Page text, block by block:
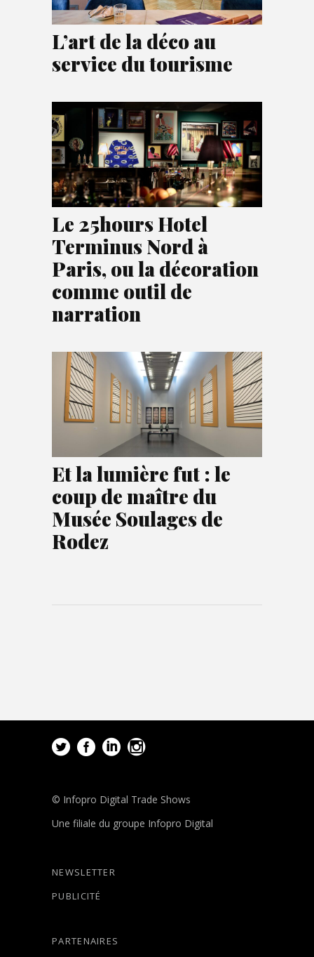
L’art de la déco au
service du tourisme
Le 25hours Hotel
Terminus Nord à
Paris, ou la décoration
comme outil de
narration
Et la lumière fut : le
coup de maître du
Musée Soulages de
Rodez
© Infopro Digital Trade Shows
Une filiale du groupe Infopro Digital
NEWSLETTER
PUBLICITÉ
PARTENAIRES